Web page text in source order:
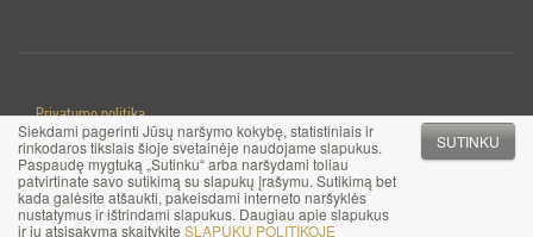
Siekdami pagerinti Jūsų naršymo kokybę, statistiniais ir
rinkodaros tikslais šioje svetainėje naudojame slapukus.
Paspaudę mygtuką „Sutinku“ arba naršydami toliau
patvirtinate savo sutikimą su slapukų įrašymu. Sutikimą bet
kada galėsite atšaukti, pakeisdami interneto naršyklės
nustatymus ir ištrindami slapukus. Daugiau apie slapukus
ir jų atsisakymą skaitykite SLAPUKŲ POLITIKOJE
SUTINKU
Privatumo politika
Slapuku politika
© 2017 MB Pinigai.lt. Visos teisės saugomos